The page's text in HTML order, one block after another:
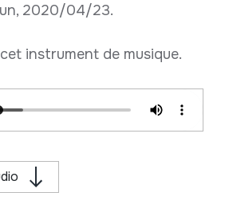
2020/04/23.
instrument de musique.